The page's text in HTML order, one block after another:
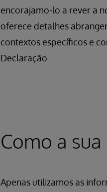
encorajamo-lo a rever a
oferece detalhes
contextos específicos e
Declaração.
Como a
Apenas utilizamos as